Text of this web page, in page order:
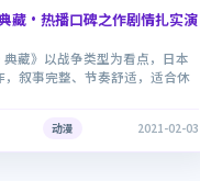
藏·热播口碑之作剧情扎实演
典藏》以战争类型为看点，日本
，叙事完整、节奏舒适，适合休
动漫 2021-02-03